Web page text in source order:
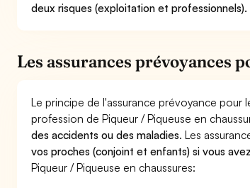
deux risques (exploitation et professionnels).
Les assurances prévoyances
Le principe de l'assurance prévoyance pour
profession de Piqueur / Piqueuse en
des accidents ou des maladies. Les
vos proches (conjoint et enfants) si vous
Piqueur / Piqueuse en chaussures: